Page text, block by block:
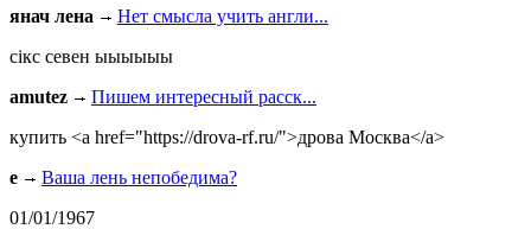
янач лена
Нет смысла учить англи...
сiкс севен ыыыыыы
amutez
Пишем интересный расск...
купить <a href="https://drova-rf.ru/">дрова Москва</a>
e
Ваша лень непобедима?
01/01/1967